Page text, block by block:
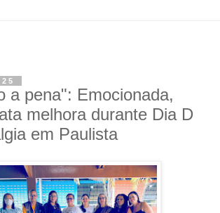
a pena": Emocionada,
melhora durante Dia D
em Paulista